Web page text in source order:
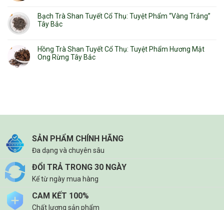
Bạch Trà Shan Tuyết Cổ Thụ: Tuyệt Phẩm “Vàng Trắng”
Tây Bắc
Hồng Trà Shan Tuyết Cổ Thụ: Tuyệt Phẩm Hương Mật
Ong Rừng Tây Bắc
SẢN PHẨM CHÍNH HÃNG
Đa dạng và chuyên sâu
ĐỔI TRẢ TRONG 30 NGÀY
Kể từ ngày mua hàng
CAM KẾT 100%
Chất lượng sản phẩm